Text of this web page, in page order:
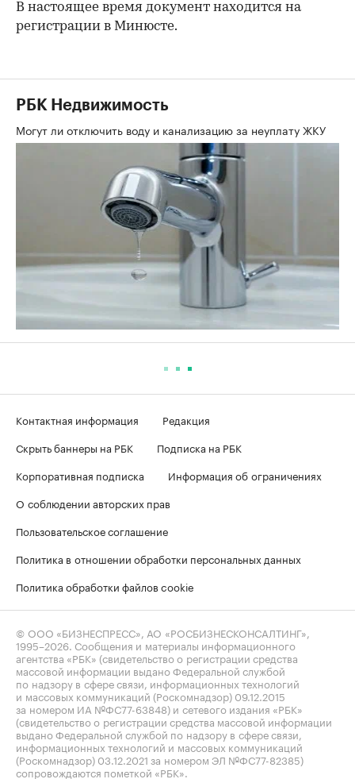
В настоящее время документ находится на
регистрации в Минюсте.
РБК Недвижимость
Могут ли отключить воду и канализацию за неуплату ЖКУ
Контактная информация
Редакция
Скрыть баннеры на РБК
Подписка на РБК
Корпоративная подписка
Информация об ограничениях
О соблюдении авторских прав
Пользовательское соглашение
Политика в отношении обработки персональных данных
Политика обработки файлов cookie
© ООО «БИЗНЕСПРЕСС», АО «РОСБИЗНЕСКОНСАЛТИНГ»,
1995–2026. Сообщения и материалы информационного
агентства «РБК» (свидетельство о регистрации средства
массовой информации выдано Федеральной службой
по надзору в сфере связи, информационных технологий
и массовых коммуникаций (Роскомнадзор) 09.12.2015
за номером ИА №ФС77-63848) и сетевого издания «РБК»
(свидетельство о регистрации средства массовой информации
выдано Федеральной службой по надзору в сфере связи,
информационных технологий и массовых коммуникаций
(Роскомнадзор) 03.12.2021 за номером ЭЛ №ФС77-82385)
сопровождаются пометкой «РБК».